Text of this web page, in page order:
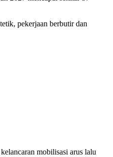
pekerjaan berbutir dan
mobilisasi arus lalu